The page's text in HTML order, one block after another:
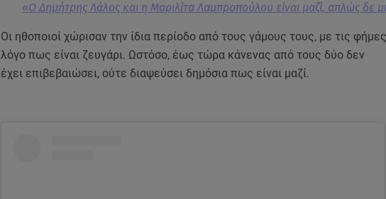
«Ο Δημήτρης Λάλος και η Μαριλίτα Λαμπροπούλου είναι μαζί, απλώς δε
Οι ηθοποιοί χώρισαν την ίδια περίοδο από τους γάμους τους, με τις
λόγο πως είναι ζευγάρι. Ωστόσο, έως τώρα κάνενας από τους δύο δεν
έχει επιβεβαιώσει, ούτε διαψεύσει δημόσια πως είναι μαζί.